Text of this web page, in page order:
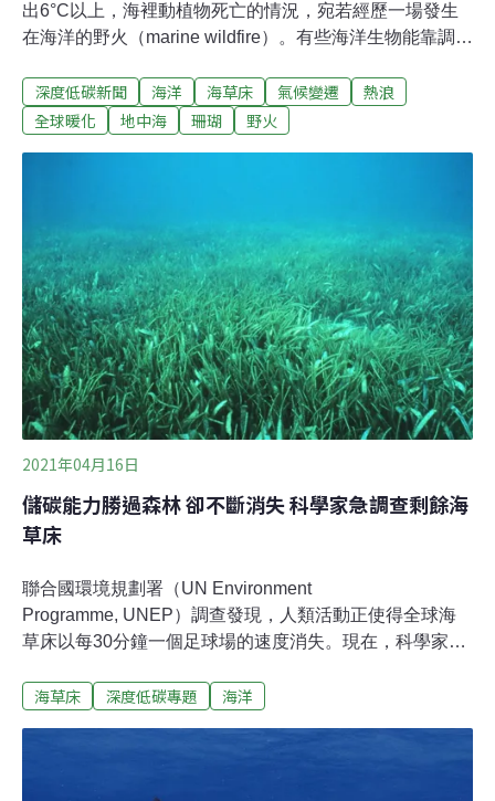
出6°C以上，海裡動植物死亡的情況，宛若經歷一場發生
在海洋的野火（marine wildfire）。有些海洋生物能靠調整
無法離開。當地海洋生態學家表示，約有700種的地中海
物種正面臨滅絕威脅。在較嚴重的區域已有大量珊瑚死
「野火」肆虐，並產生永久性的改變。自今年5月以來，
當地海水溫度一直遠高於平均水準。7月下旬科西嘉島東
海岸的水溫達到30.7°C的高峰。這意味著2022年夏季可能
海洋熱浪（marine heatwave）的強度與持續時間都會刷
新歷史紀錄。海洋生態學家說，7月
深度低碳新聞 海洋 海草床 氣候變遷
熱浪
全球暖化
地中海 珊瑚 野火
2021年04月16日
儲碳能力勝過森林 卻不斷消失 科學家急調查剩餘海
草床
聯合國環境規劃署（UN Environment
Programme, UNEP）調查發現，人類活動正使得全球海
草床以每30分鐘一個足球場的速度消失。現在，科學家們
清海草床真面目根據2012年《自然：地球科學》（Nature
有重要作用，每平方英里海草床的儲碳量是陸地上森林的
海草床 深度低碳專題 海洋